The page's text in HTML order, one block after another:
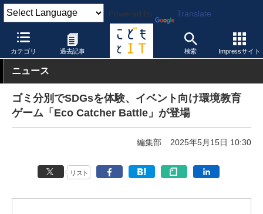
Powered by Translate
カテゴリ 過去記事 検索 Impressサイト
こどもとIT イベント・セミナー
ニュース
ゴミ分別でSDGsを体験、イベント向け環境教育
ゲーム「Eco Catcher Battle」が登場
編集部 2025年5月15日 10:30
リスト